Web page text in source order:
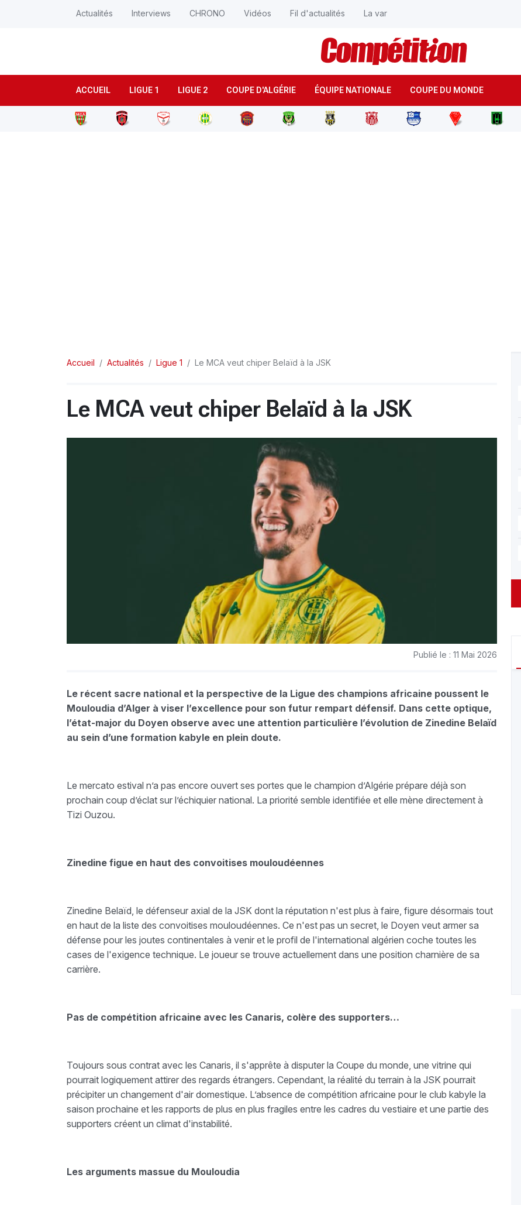
ACCUEIL LIGUE 1 LIGUE 2 COUPE D'ALGÉRIE ÉQUIPE NATIONALE COUPE DU MONDE
Actualités Interviews CHRONO Vidéos Fil d'actualités La var
Accueil Actualités Ligue 1 Le MCA veut chiper Belaïd à la JSK
Le MCA veut chiper Belaïd à la JSK
Publié le : 11 Mai 2026
Le récent sacre national et la perspective de la Ligue des champions africaine poussent le
Mouloudia d’Alger à viser l’excellence pour son futur rempart défensif. Dans cette optique,
l’état-major du Doyen observe avec une attention particulière l’évolution de Zinedine Belaïd
au sein d’une formation kabyle en plein doute.
Le mercato estival n’a pas encore ouvert ses portes que le champion d’Algérie prépare déjà son
prochain coup d’éclat sur l’échiquier national. La priorité semble identifiée et elle mène directement à
Tizi Ouzou.
Zinedine figue en haut des convoitises mouloudéennes
Zinedine Belaïd, le défenseur axial de la JSK dont la réputation n'est plus à faire, figure désormais tout
en haut de la liste des convoitises mouloudéennes. Ce n'est pas un secret, le Doyen veut armer sa
défense pour les joutes continentales à venir et le profil de l'international algérien coche toutes les
cases de l'exigence technique. Le joueur se trouve actuellement dans une position charnière de sa
carrière.
Pas de compétition africaine avec les Canaris, colère des supporters…
Toujours sous contrat avec les Canaris, il s'apprête à disputer la Coupe du monde, une vitrine qui
pourrait logiquement attirer des regards étrangers. Cependant, la réalité du terrain à la JSK pourrait
précipiter un changement d'air domestique. L’absence de compétition africaine pour le club kabyle la
saison prochaine et les rapports de plus en plus fragiles entre les cadres du vestiaire et une partie des
supporters créent un climat d'instabilité.
Les arguments massue du Mouloudia